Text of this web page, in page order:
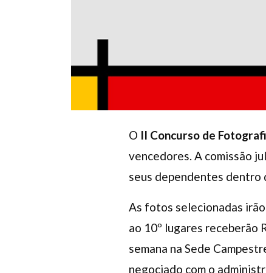
O II Concurso de
vencedores. A comissão
seus dependentes dentro
As fotos selecionadas
ao 10º lugares receberão
semana na Sede
negociado com o